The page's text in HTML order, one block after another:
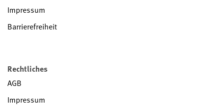
Impressum
Barrierefreiheit
Rechtliches
AGB
Impressum